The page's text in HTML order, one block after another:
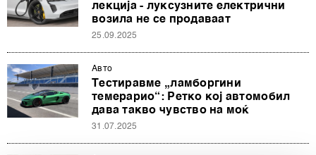
лекција - луксузните електрични
возила не се продаваат
25.09.2025
Авто
Тестиравме „ламборгини
темерарио“: Ретко кој автомобил
дава такво чувство на моќ
31.07.2025